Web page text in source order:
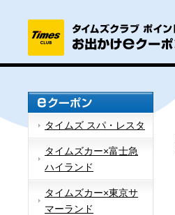
タイムズ スパ・レスタ
タイムズカー×富士急
ハイランド
タイムズカー×東京サ
マーランド